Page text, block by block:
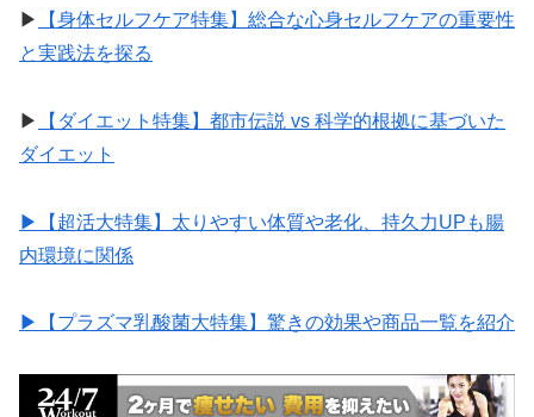
▶︎
【身体セルフケア特集】総合な心身セルフケアの重要性
と実践法を探る
▶︎
【ダイエット特集】都市伝説 vs 科学的根拠に基づいた
ダイエット
▶︎【超活大特集】太りやすい体質や老化、持久力UPも腸
内環境に関係
▶︎【プラズマ乳酸菌大特集】驚きの効果や商品一覧を紹介